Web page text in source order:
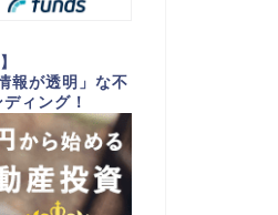
報が透明」な不
ィング！